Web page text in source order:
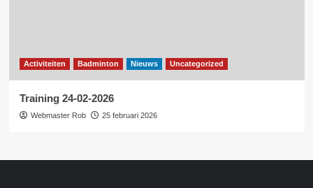
Activiteiten Badminton Nieuws Uncategorized
Training 24-02-2026
Webmaster Rob 25 februari 2026